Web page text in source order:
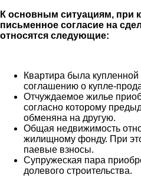
К основным ситуациям, при
письменное согласие на
относятся следующие:
Квартира была
соглашению о купле-
Отчуждаемое жилье
согласно которому
обменяна на другую.
Общая недвижимость
жилищному фонду. При
паевые взносы.
Супружеская пара
долевого строительства.